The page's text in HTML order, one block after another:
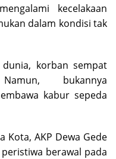
kecelakaan
dalam kondisi tak
korban sempat
bukannya
kabur sepeda
Kota, AKP Dewa Gede
berawal pada